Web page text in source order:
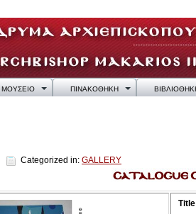
ΜΟΥΣΕΙΟ ΠΙΝΑΚΟΘΗΚΗ
Categorized in: GALLERY